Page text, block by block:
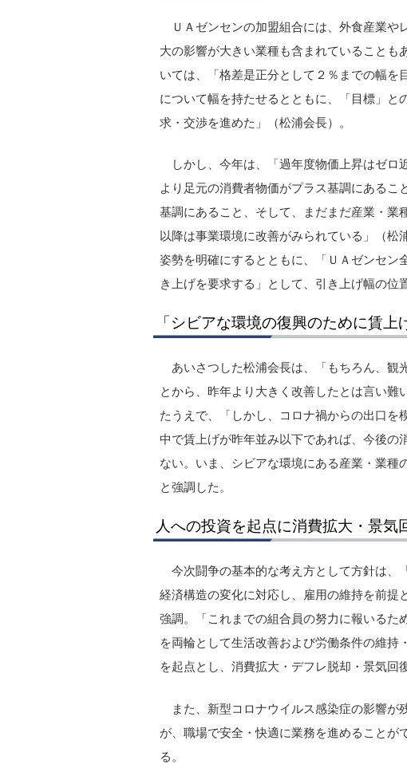
ＵＡゼンセンの加盟組合には、外食産業
大の影響が大きい業種も含まれていることも
いては、「格差是正分として２％までの幅
について幅を持たせるとともに、「目標」
求・交渉を進めた」（松浦会長）。
しかし、今年は、「過年度物価上昇はゼ
より足元の消費者物価がプラス基調にある
基調にあること、そして、まだまだ産業・業
以降は事業環境に改善がみられている」（松
姿勢を明確にするとともに、「ＵＡゼンセン
き上げを要求する」として、引き上げ幅の位
「シビアな環境の復興のために賃上
あいさつした松浦会長は、「もちろん、観
とから、昨年より大きく改善したとは言い難
たうえで、「しかし、コロナ禍からの出口を
中で賃上げが昨年並み以下であれば、今後の
ない。いま、シビアな環境にある産業・業種
と強調した。
人への投資を起点に消費拡大・景気
今次闘争の基本的な考え方として方針は、
経済構造の変化に対応し、雇用の維持を前提
強調。「これまでの組合員の努力に報いるた
を両輪として生活改善および労働条件の維持
を起点とし、消費拡大・デフレ脱却・景気回
また、新型コロナウイルス感染症の影響が
が、職場で安全・快適に業務を進めることが
る。